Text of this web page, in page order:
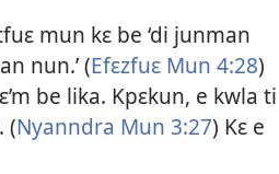
mun kɛ be ‘di junman
nun.’ (Efɛzfuɛ Mun 4:28)
be lika. Kpɛkun, e kwla ti
(Nyanndra Mun 3:27) Kɛ e